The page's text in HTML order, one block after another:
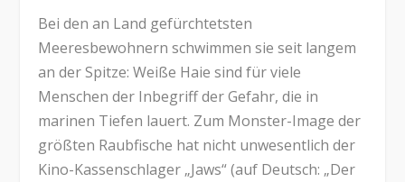
Bei den an Land gefürchtetsten
Meeresbewohnern schwimmen sie seit langem
an der Spitze: Weiße Haie sind für viele
Menschen der Inbegriff der Gefahr, die in
marinen Tiefen lauert. Zum Monster-Image der
größten Raubfische hat nicht unwesentlich der
Kino-Kassenschlager „Jaws“ (auf Deutsch: „Der